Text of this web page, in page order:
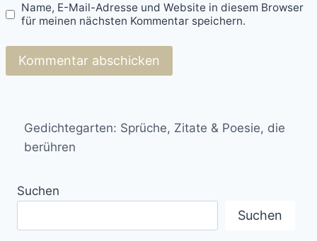
Name, E-Mail-Adresse und Website in diesem Browser
für meinen nächsten Kommentar speichern.
Gedichtegarten: Sprüche, Zitate & Poesie, die
berühren
Suchen
Suchen